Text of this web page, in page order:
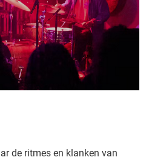
de ritmes en klanken van